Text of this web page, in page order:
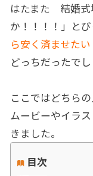
はたまた 結婚式
か！！！！」と
ら安く済ませたい
どっちだったで
ここではどちら
ムービーやイラ
きました。
目次